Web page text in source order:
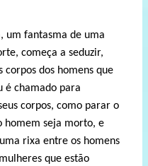
um fantasma de uma
começa a seduzir,
dos homens que
é chamado para
corpos, como parar o
homem seja morto, e
rixa entre os homens
que estão